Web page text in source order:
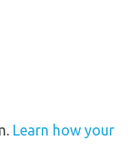
Learn how your